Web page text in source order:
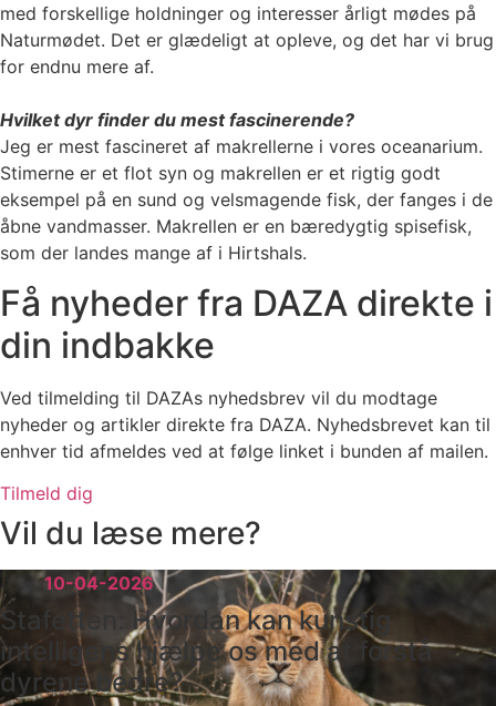
med forskellige holdninger og interesser årligt mødes på
Naturmødet. Det er glædeligt at opleve, og det har vi brug
for endnu mere af.
Hvilket dyr finder du mest fascinerende?
Jeg er mest fascineret af makrellerne i vores oceanarium.
Stimerne er et flot syn og makrellen er et rigtig godt
eksempel på en sund og velsmagende fisk, der fanges i de
åbne vandmasser. Makrellen er en bæredygtig spisefisk,
som der landes mange af i Hirtshals.
Få nyheder fra DAZA direkte i
din indbakke
Ved tilmelding til DAZAs nyhedsbrev vil du modtage
nyheder og artikler direkte fra DAZA. Nyhedsbrevet kan til
enhver tid afmeldes ved at følge linket i bunden af mailen.
Tilmeld dig
Vil du læse mere?
10-04-2026
Stafetten: Hvordan kan kunstig
intelligens hjælpe os med at forstå
dyrene bedre?